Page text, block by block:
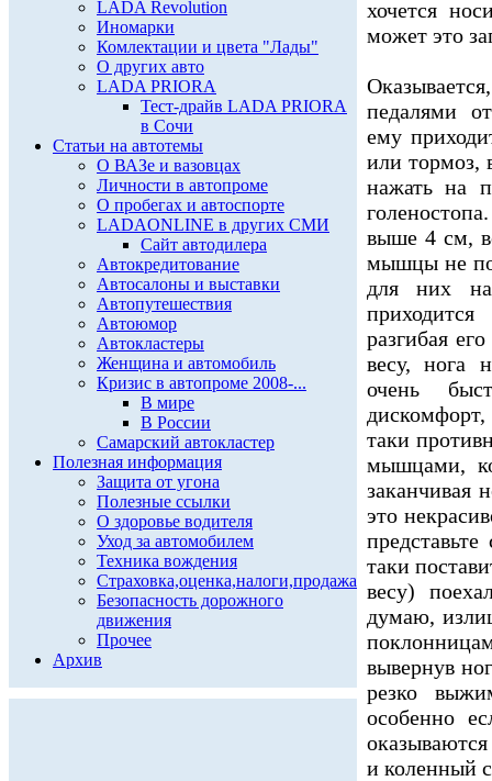
LADA Revolution
Иномарки
Комлектации и цвета "Лады"
О других авто
LADA PRIORA
Тест-драйв LADA PRIORA
в Сочи
Статьи на автотемы
О ВАЗе и вазовцах
Личности в автопроме
О пробегах и автоспорте
LADAONLINE в других СМИ
Сайт автодилера
Автокредитование
Автосалоны и выставки
Автопутешествия
Автоюмор
Автокластеры
Женщина и автомобиль
Кризис в автопроме 2008-...
В мире
В России
Самарский автокластер
Полезная информация
Защита от угона
Полезные ссылки
О здоровье водителя
Уход за автомобилем
Техника вождения
Страховка,оценка,налоги,продажа
Безопасность дорожного
движения
Прочее
Архив
хочется
может это
педалями
ему
или тормоз,
нажать на
выше 4 см,
мышцы не
для них
разгибая
весу, нога
очень
таки
мышцами,
заканчивая
это
таки
весу)
думаю,
вывернув
резко
особенно
и коленный